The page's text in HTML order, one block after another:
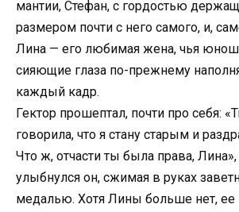
мантии, Стефан, с гордостью
размером почти с него самого, и,
Лина — его любимая жена, чья
сияющие глаза по-прежнему
каждый кадр.
Гектор прошептал, почти про себя:
говорила, что я стану старым и
Что ж, отчасти ты была права,
улыбнулся он, сжимая в руках
медалью. Хотя Лины больше нет, ее